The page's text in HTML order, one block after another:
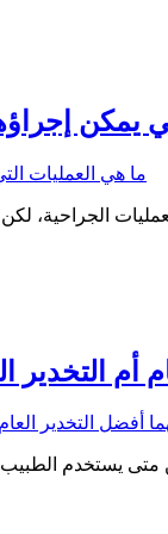
يمكن
الجراحية،
أم
متى يستخدم